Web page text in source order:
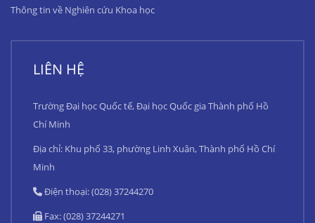
Thông tin về Nghiên cứu Khoa học
LIÊN HỆ
Trường Đại học Quốc tế, Đại học Quốc gia Thành phố Hồ
Chí Minh
Địa chỉ: Khu phố 33, phường Linh Xuân, Thành phố Hồ Chí
Minh
Điện thoại: (028) 37244270
Fax: (028) 37244271